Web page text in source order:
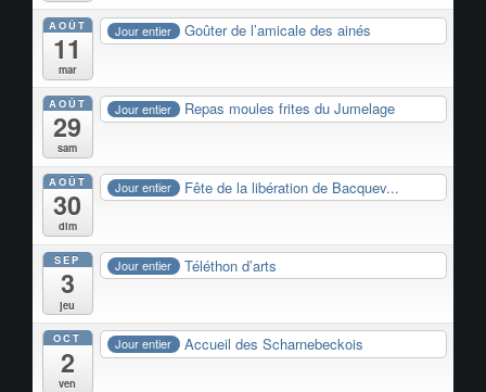
AOÛT
11
mar
Jour entier Goûter de l’amicale des ainés
AOÛT
29
sam
Jour entier Repas moules frites du Jumelage
AOÛT
30
dim
Jour entier Fête de la libération de Bacquev...
SEP
3
jeu
Jour entier Téléthon d’arts
OCT
2
ven
Jour entier Accueil des Scharnebeckois